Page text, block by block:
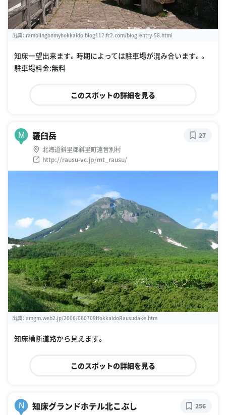
出典： ramblingonmyhokkaido.blog112.fc2.com/blog-entry-58.html
知床一望出来ます。時期によっては駐車場が混み合います。。
駐車場料金:無料
このスポットの詳細を見る
M 羅臼岳
北海道斜里郡斜里町遠音別村
http://rausu-vc.jp/mt_rausu/
27
出典： amgm.web2.jp/2006/060709HokkaidoRausudake.htm
知床横断道路から見えます。
このスポットの詳細を見る
N 知床グランドホテル北こぶし 256